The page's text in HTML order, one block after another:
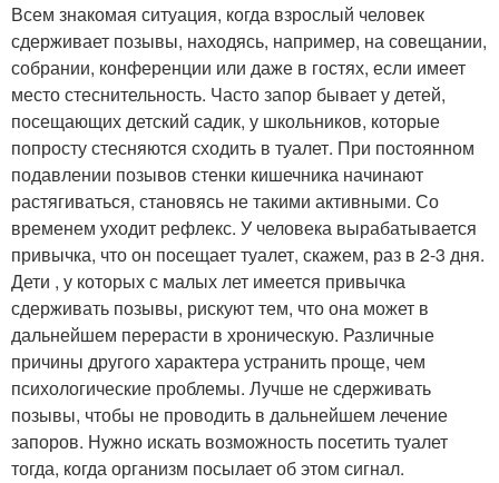
Всем знакомая ситуация, когда взрослый человек
сдерживает позывы, находясь, например, на совещании,
собрании, конференции или даже в гостях, если имеет
место стеснительность. Часто запор бывает у детей,
посещающих детский садик, у школьников, которые
попросту стесняются сходить в туалет. При постоянном
подавлении позывов стенки кишечника начинают
растягиваться, становясь не такими активными. Со
временем уходит рефлекс. У человека вырабатывается
привычка, что он посещает туалет, скажем, раз в 2-3 дня.
Дети , у которых с малых лет имеется привычка
сдерживать позывы, рискуют тем, что она может в
дальнейшем перерасти в хроническую. Различные
причины другого характера устранить проще, чем
психологические проблемы. Лучше не сдерживать
позывы, чтобы не проводить в дальнейшем лечение
запоров. Нужно искать возможность посетить туалет
тогда, когда организм посылает об этом сигнал.